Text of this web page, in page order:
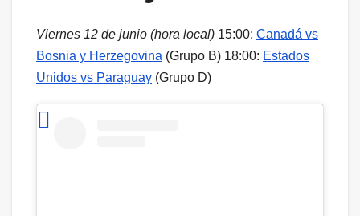
Viernes 12 de junio (hora local) 15:00: Canadá vs
Bosnia y Herzegovina (Grupo B) 18:00: Estados
Unidos vs Paraguay (Grupo D)